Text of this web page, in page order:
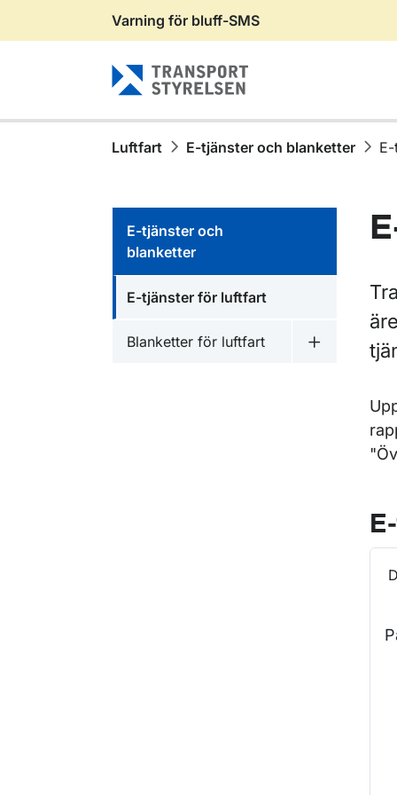
Gå till sidans innehåll
Varning för bluff-SMS
Luftfart E-tjänster och blanketter
E-tjänster och
blanketter
E-tjänster för luftfart
Blanketter för luftfart